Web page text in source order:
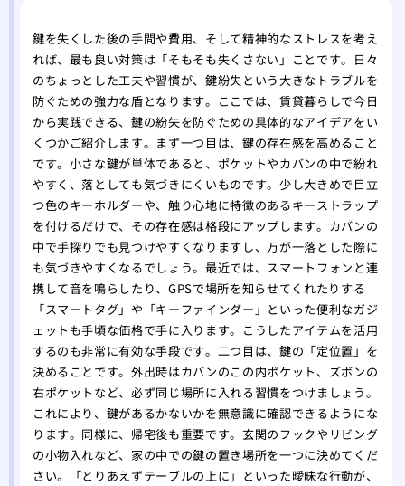
場
カ
る
経
リ
私
一日
鍵を失くした後の手間や費用、そして精神的なストレスを考え
れば、最も良い対策は「そもそも失くさない」ことです。日々
のちょっとした工夫や習慣が、鍵紛失という大きなトラブルを
防ぐための強力な盾となります。ここでは、賃貸暮らしで今日
から実践できる、鍵の紛失を防ぐための具体的なアイデアをい
くつかご紹介します。まず一つ目は、鍵の存在感を高めること
です。小さな鍵が単体であると、ポケットやカバンの中で紛れ
やすく、落としても気づきにくいものです。少し大きめで目立
つ色のキーホルダーや、触り心地に特徴のあるキーストラップ
を付けるだけで、その存在感は格段にアップします。カバンの
中で手探りでも見つけやすくなりますし、万が一落とした際に
も気づきやすくなるでしょう。最近では、スマートフォンと連
携して音を鳴らしたり、GPSで場所を知らせてくれたりする
「スマートタグ」や「キーファインダー」といった便利なガジ
ェットも手頃な価格で手に入ります。こうしたアイテムを活用
するのも非常に有効な手段です。二つ目は、鍵の「定位置」を
決めることです。外出時はカバンのこの内ポケット、ズボンの
右ポケットなど、必ず同じ場所に入れる習慣をつけましょう。
これにより、鍵があるかないかを無意識に確認できるようにな
ります。同様に、帰宅後も重要です。玄関のフックやリビング
の小物入れなど、家の中での鍵の置き場所を一つに決めてくだ
さい。「とりあえずテーブルの上に」といった曖昧な行動が、